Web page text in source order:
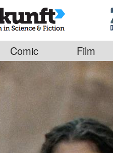
Comic Film